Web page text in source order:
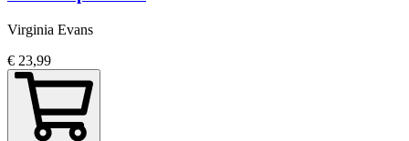
Virginia Evans
€ 23,99